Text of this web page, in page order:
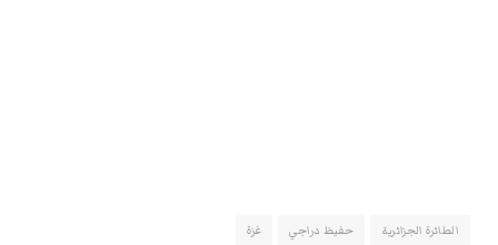
الطائرة الجزائرية حفيظ دراجي غزة